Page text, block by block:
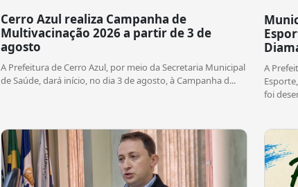
Cerro Azul realiza Campanha de
Multivacinação 2026 a partir de 3 de
agosto
A Prefeitura de Cerro Azul, por meio da Secretaria Municipal
de Saúde, dará início, no dia 3 de agosto, à Campanha d...
A
foi